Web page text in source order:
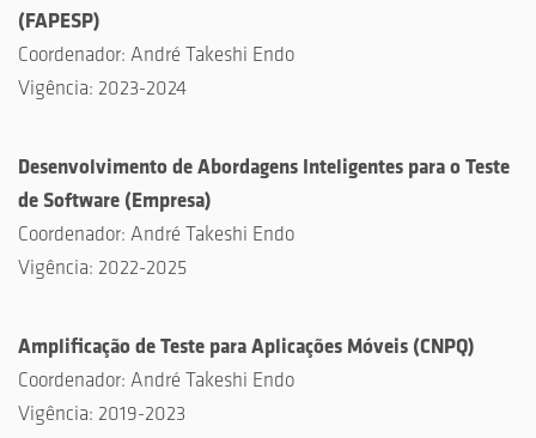
( FAPESP)
Coordenador: André Takeshi Endo
Vigência: 2023-2024
Desenvolvimento de Abordagens Inteligentes para o Teste
de Software ( Empresa)
Coordenador: André Takeshi Endo
Vigência: 2022-2025
Amplificação de Teste para Aplicações Móveis (CNPQ)
Coordenador: André Takeshi Endo
Vigência: 2019-2023